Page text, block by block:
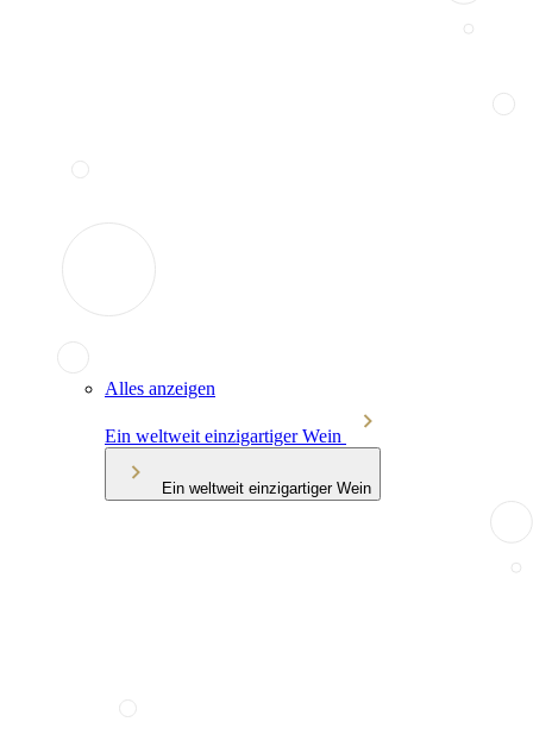
Alles anzeigen
Ein weltweit einzigartiger Wein
Ein weltweit einzigartiger Wein